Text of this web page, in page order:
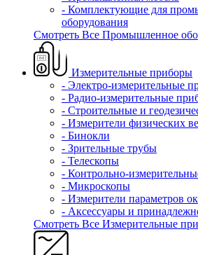
- Комплектующие для
оборудования
Смотреть Все Промышленное
Измерительные приборы
- Электро-измерительные
- Радио-измерительные
- Строительные и
- Измерители физических
- Бинокли
- Зрительные трубы
- Телескопы
- Контрольно-
- Микроскопы
- Измерители параметров
- Аксессуары и
Смотреть Все Измерительные